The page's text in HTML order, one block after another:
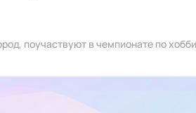
поучаствуют в чемпионате по